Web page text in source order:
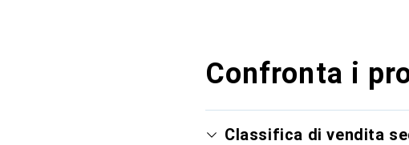
Confronta i
Classifica di vendita